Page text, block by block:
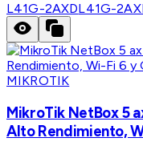
L41G-2AXDL41G-
MIKROTIK
MikroTik NetBox 5
Alto Rendimiento,